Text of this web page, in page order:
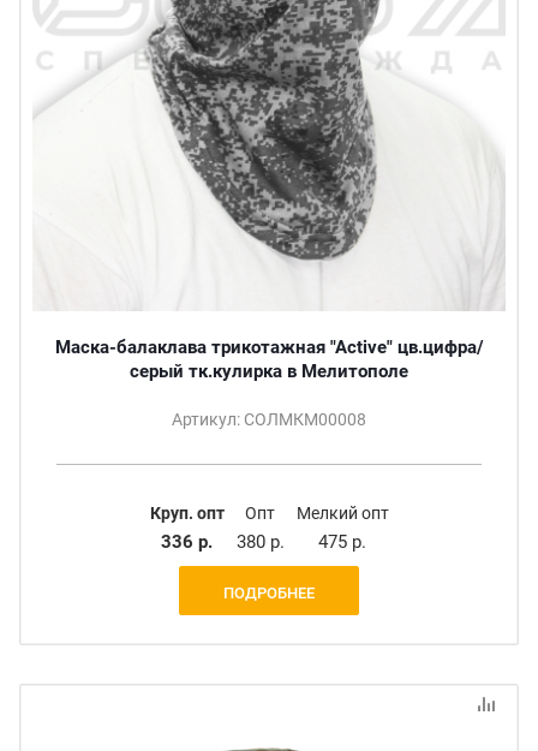
Маска-балаклава трикотажная "Active" цв.цифра/
серый тк.кулирка в Мелитополе
Артикул: СОЛМКМ00008
Круп. опт
336 р.
Опт
380 р.
Мелкий опт
475 р.
ПОДРОБНЕЕ